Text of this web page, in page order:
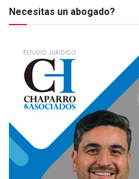
Necesitas un abogado?